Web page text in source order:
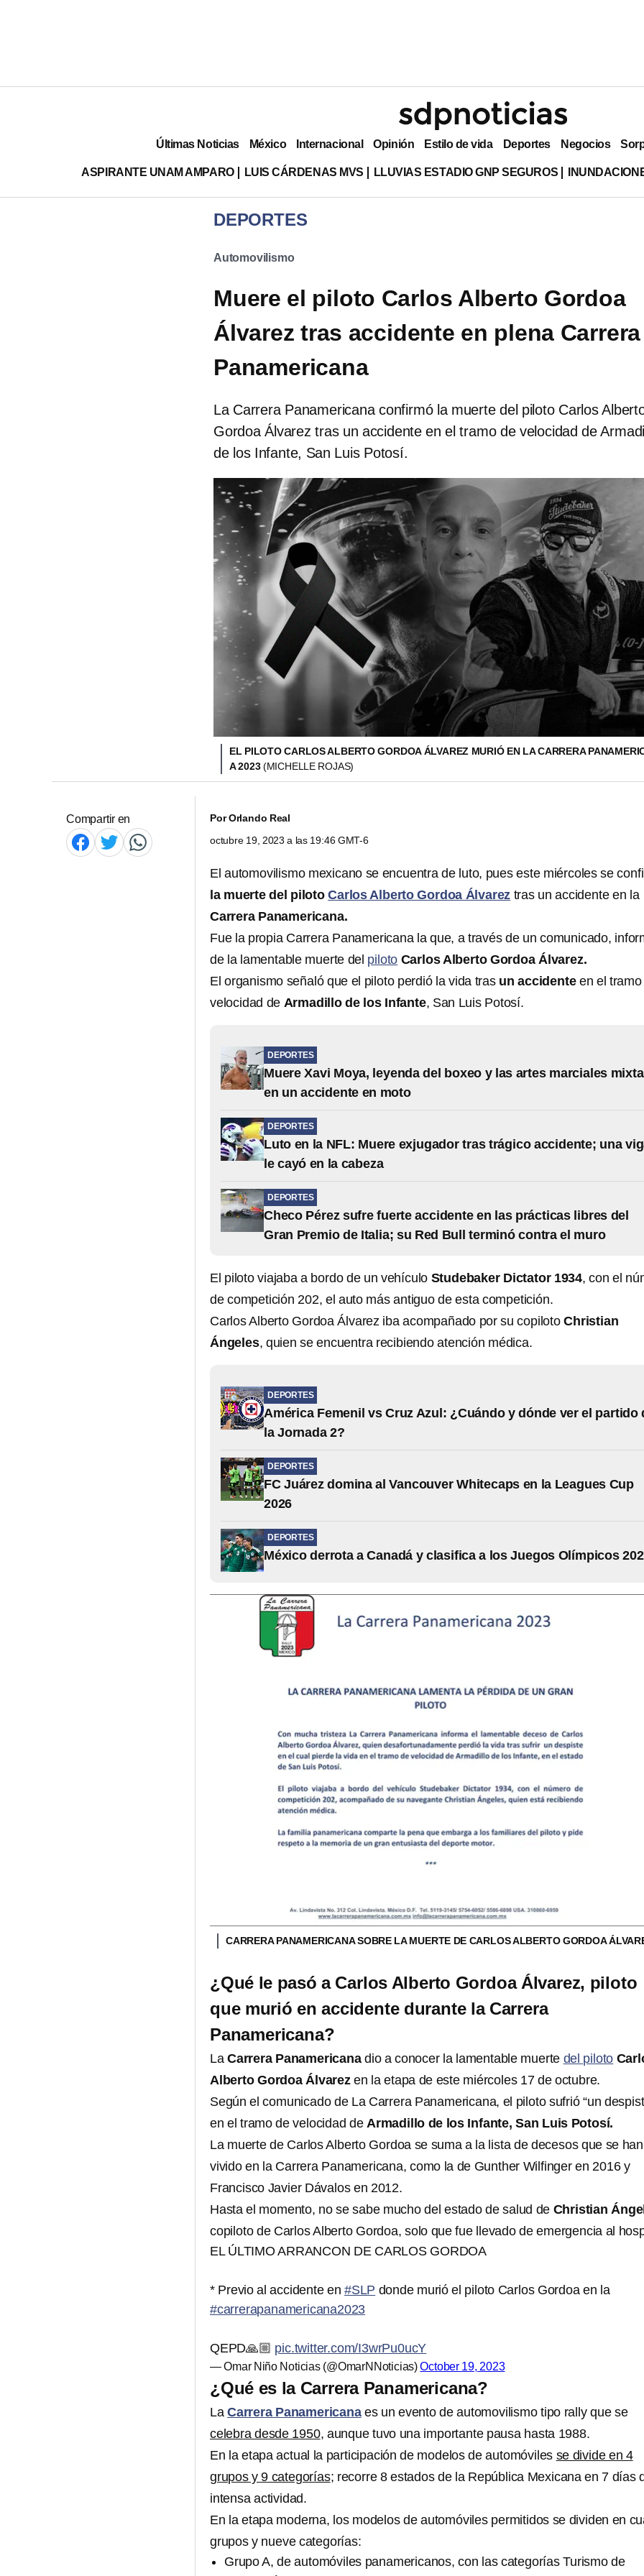
Últimas Noticias México Internacional Opinión Estilo de vida Deportes Negocios
ASPIRANTE UNAM AMPARO LUIS CÁRDENAS MVS LLUVIAS ESTADIO GNP SEGUROS
DEPORTES
Automovilismo
Muere el piloto Carlos Alberto Gordoa
Álvarez tras accidente en plena Carrera
Panamericana
La Carrera Panamericana confirmó la muerte del piloto Carlos
Gordoa Álvarez tras un accidente en el tramo de velocidad de
de los Infante, San Luis Potosí.
EL PILOTO CARLOS ALBERTO GORDOA ÁLVAREZ MURIÓ EN LA CARRERA
A 2023(MICHELLE ROJAS)
Compartir en PorOrlando Real
octubre 19, 2023 a las 19:46 GMT-6
El automovilismo mexicano se encuentra de luto, pues este miércoles se
la muerte del pilotoCarlos Alberto Gordoa Álvarez tras un accidente en la
Carrera Panamericana.
Fue la propia Carrera Panamericana la que, a través de un comunicado,
de la lamentable muerte del piloto Carlos Alberto Gordoa Álvarez.
El organismo señaló que el piloto perdió la vida tras un accidenteen el tramo
velocidad de Armadillo de los Infante, San Luis Potosí.
DEPORTES
Muere Xavi Moya, leyenda del boxeo y las artes marciales
en un accidente en moto
DEPORTES
Luto en la NFL: Muere exjugador tras trágico accidente; una
le cayó en la cabeza
DEPORTES
Checo Pérez sufre fuerte accidente en las prácticas libres del
Gran Premio de Italia; su Red Bull terminó contra el muro
El piloto viajaba a bordo de un vehículo Studebaker Dictator 1934, con el
de competición 202, el auto más antiguo de esta competición.
Carlos Alberto Gordoa Álvarez iba acompañado por su copilotoChristian
Ángeles, quien se encuentra recibiendo atención médica.
DEPORTES
América Femenil vs Cruz Azul: ¿Cuándo y dónde ver el partido
la Jornada 2?
DEPORTES
FC Juárez domina al Vancouver Whitecaps en la Leagues Cup
2026
DEPORTES
México derrota a Canadá y clasifica a los Juegos Olímpicos
CARRERA PANAMERICANA SOBRE LA MUERTE DE CARLOS ALBERTO GORDOA
¿Qué le pasó a Carlos Alberto Gordoa Álvarez, piloto
que murió en accidente durante la Carrera
Panamericana?
La Carrera Panamericanadio a conocer la lamentable muerte del piloto
Alberto Gordoa Álvarezen la etapa de este miércoles 17 de octubre.
Según el comunicado de La Carrera Panamericana, el piloto sufrió “un
en el tramo de velocidad deArmadillo de los Infante, San Luis Potosí.
La muerte de Carlos Alberto Gordoa se suma a la lista de decesos que se han
vivido en la Carrera Panamericana, como la de Gunther Wilfinger en 2016 y
Francisco Javier Dávalos en 2012.
Hasta el momento, no se sabe mucho del estado de salud de Christian
copiloto de Carlos Alberto Gordoa, solo que fue llevado de emergencia al
EL ÚLTIMO ARRANCON DE CARLOS GORDOA
* Previo al accidente en#SLP donde murió el piloto Carlos Gordoa en la
#carrerapanamericana2023
QEPD🙏🏼 pic.twitter.com/I3wrPu0ucY
— Omar Niño Noticias (@OmarNNoticias)October 19, 2023
¿Qué es la Carrera Panamericana?
La Carrera Panamericanaes un evento de automovilismo tipo rally que se
celebra desde 1950, aunque tuvo una importante pausa hasta 1988.
En la etapa actual la participación de modelos de automóviles se divide en 4
grupos y 9 categorías; recorre 8 estados de la República Mexicana en 7 días
intensa actividad.
En la etapa moderna, los modelos de automóviles permitidos se dividen en
grupos y nueve categorías:
Grupo A, de automóviles panamericanos, con las categorías Turismo de